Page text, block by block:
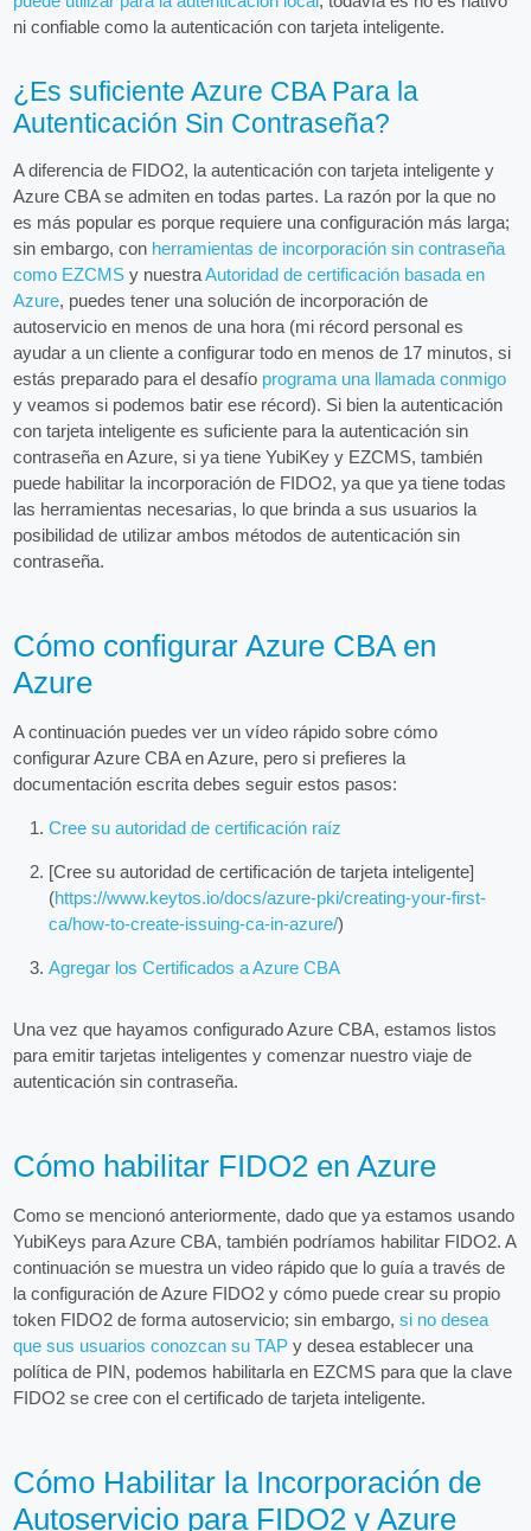
ni confiable como la autenticación con tarjeta inteligente.
¿Es suficiente Azure CBA Para la
Autenticación Sin Contraseña?
A diferencia de FIDO2, la autenticación con tarjeta inteligente y
Azure CBA se admiten en todas partes. La razón por la que no
es más popular es porque requiere una configuración más larga;
sin embargo, con herramientas de incorporación sin contraseña
como EZCMS y nuestraAutoridad de certificación basada en
Azure, puedes tener una solución de incorporación de
autoservicio en menos de una hora (mi récord personal es
ayudar a un cliente a configurar todo en menos de 17 minutos, si
estás preparado para el desafío programa una llamada conmigo
y veamos si podemos batir ese récord). Si bien la autenticación
con tarjeta inteligente es suficiente para la autenticación sin
contraseña en Azure, si ya tiene YubiKey y EZCMS, también
puede habilitar la incorporación de FIDO2, ya que ya tiene todas
las herramientas necesarias, lo que brinda a sus usuarios la
posibilidad de utilizar ambos métodos de autenticación sin
contraseña.
Cómo configurar Azure CBA en
Azure
A continuación puedes ver un vídeo rápido sobre cómo
configurar Azure CBA en Azure, pero si prefieres la
documentación escrita debes seguir estos pasos:
Cree su autoridad de certificación raíz
[Cree su autoridad de certificación de tarjeta inteligente]
(https://www.keytos.io/docs/azure-pki/creating-your-first-
ca/how-to-create-issuing-ca-in-azure/)
Agregar los Certificados a Azure CBA
Una vez que hayamos configurado Azure CBA, estamos listos
para emitir tarjetas inteligentes y comenzar nuestro viaje de
autenticación sin contraseña.
Cómo habilitar FIDO2 en Azure
Como se mencionó anteriormente, dado que ya estamos usando
YubiKeys para Azure CBA, también podríamos habilitar FIDO2. A
continuación se muestra un video rápido que lo guía a través de
la configuración de Azure FIDO2 y cómo puede crear su propio
token FIDO2 de forma autoservicio; sin embargo,si no desea
que sus usuarios conozcan su TAP y desea establecer una
política de PIN, podemos habilitarla en EZCMS para que la clave
FIDO2 se cree con el certificado de tarjeta inteligente.
Cómo Habilitar la Incorporación de
Autoservicio para FIDO2 y Azure